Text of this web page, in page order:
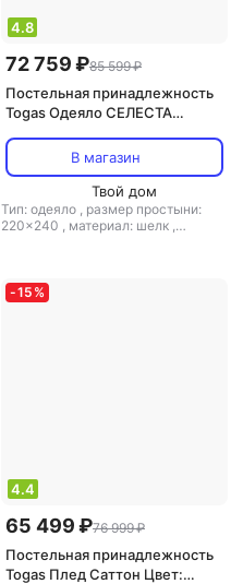
4.8
72 759 ₽85 599 ₽
Постельная принадлежность
Togas Одеяло СЕЛЕСТА
шелк,48% хлопок,жаккард,
20.04.17.0080
В магазин
Твой дом
Тип: одеяло , размер простыни:
220x240 , материал: шелк ,
-15 %
4.4
65 499 ₽76 999 ₽
Постельная принадлежность
Togas Плед Саттон Цвет: